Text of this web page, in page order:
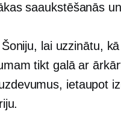
saaukstēšanās
lai uzzinātu,
tikt galā ar
ietaupot